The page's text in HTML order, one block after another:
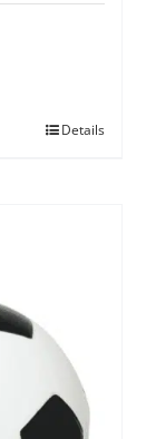
Details